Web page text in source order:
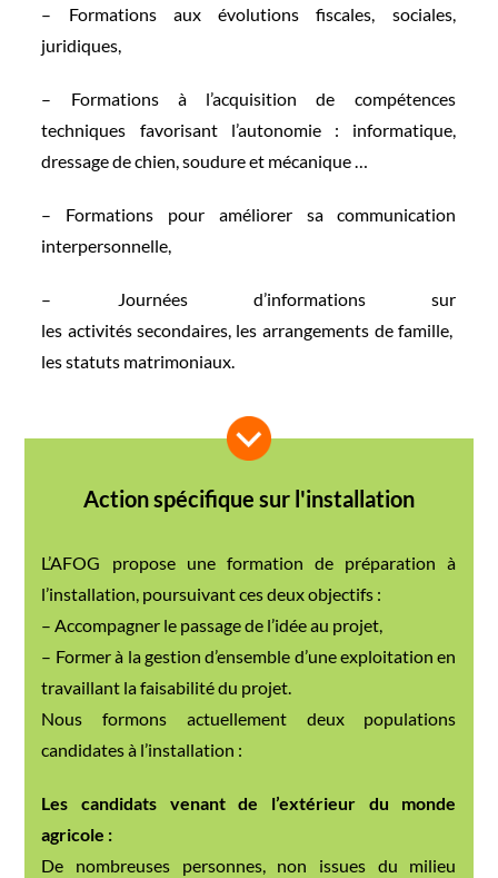
– Formations aux évolutionsfiscales, sociales,
juridiques,
– Formations à l’acquisitionde compétences
techniques favorisant l’autonomie : informatique,
dressage de chien, soudure et mécanique …
– Formations pour améliorer sa communication
interpersonnelle,
les activités secondaires, les arrangements de famille,
les statuts matrimoniaux.
Action spécifique sur l'installation
L’AFOG propose une formation de préparation à
l’installation, poursuivant ces deux objectifs :
– Accompagner le passage de l’idée au projet,
– Former à la gestion d’ensemble d’une exploitation en
travaillant la faisabilité du projet.
Nous formons actuellement deux populations
candidates à l’installation :
Les candidats venant de l’extérieur du monde
agricole :
De nombreuses personnes, non issues du milieu